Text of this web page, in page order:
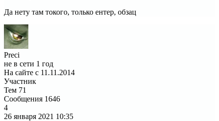
Да нету там токого, только ентер, обзац
Preci
не в сети 1 год
На сайте с 11.11.2014
Участник
Тем 71
Сообщения 1646
4
26 января 2021 10:35